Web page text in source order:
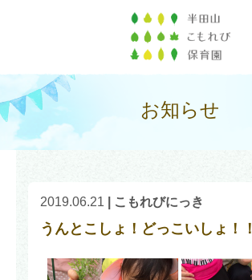
お知らせ
2019.06.21 こもれびにっき
うんとこしょ！どっこいしょ！！